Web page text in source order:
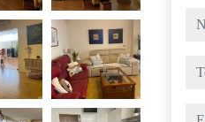
e-